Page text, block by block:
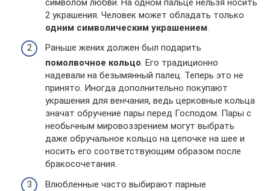
2 украшения. Человек может обладать только
одним символическим украшением
Раньше жених должен был подарить
помолвочное кольцо. Его традиционно
надевали на безымянный палец. Теперь это не
принято. Иногда дополнительно покупают
украшения для венчания, ведь церковные кольца
значат обручение пары перед Господом. Пары с
необычным мировоззрением могут выбрать
даже обручальное кольцо на цепочке на шее и
носить его соответствующим образом после
бракосочетания.
Влюбленные часто выбирают парные